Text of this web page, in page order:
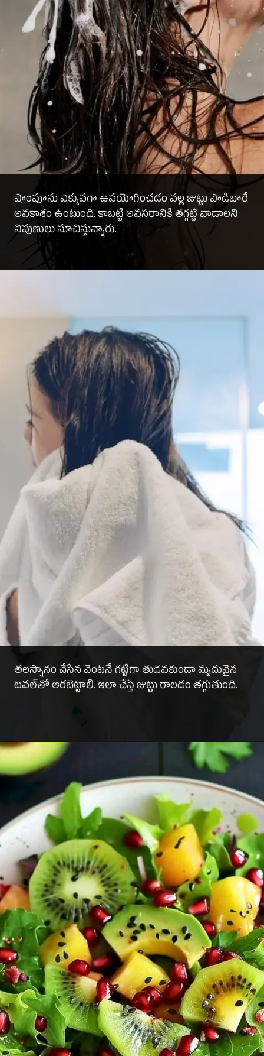
షాంపూను ఎక్కువగా ఉపయోగించడం వల్ల జుట్టు పొడిబారే
అవకాశం ఉంటుంది. కాబట్టి అవసరానికి తగ్గట్టే వాడాలని
నిపుణులు సూచిస్తున్నారు.
తలస్నానం చేసిన వెంటనే గట్టిగా తుడవకుండా మృదువైన
టవల్‌తో ఆరబెట్టాలి. ఇలా చేస్తే జుట్టు రాలడం తగ్గుతుంది.